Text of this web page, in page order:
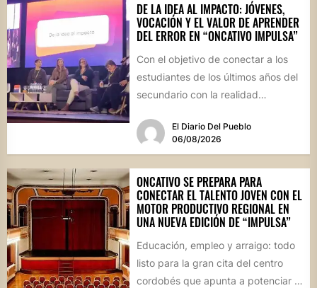
DE LA IDEA AL IMPACTO: JÓVENES,
VOCACIÓN Y EL VALOR DE APRENDER
DEL ERROR EN “ONCATIVO IMPULSA”
Con el objetivo de conectar a los
estudiantes de los últimos años del
secundario con la realidad
El Diario Del Pueblo
06/08/2026
ONCATIVO SE PREPARA PARA
CONECTAR EL TALENTO JOVEN CON EL
MOTOR PRODUCTIVO REGIONAL EN
UNA NUEVA EDICIÓN DE “IMPULSA”
Educación, empleo y arraigo: todo
listo para la gran cita del centro
cordobés que apunta a potenciar el